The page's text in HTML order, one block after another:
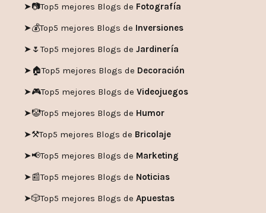
➤📷Top5 mejores Blogs de Fotografía
➤💰Top5 mejores Blogs de Inversiones
➤🌷Top5 mejores Blogs de Jardinería
➤🏠Top5 mejores Blogs de Decoración
➤🎮Top5 mejores Blogs de Videojuegos
➤🤡Top5 mejores Blogs de Humor
➤⚒️Top5 mejores Blogs de Bricolaje
➤📢Top5 mejores Blogs de Marketing
➤📰Top5 mejores Blogs de Noticias
➤🎲Top5 mejores Blogs de Apuestas